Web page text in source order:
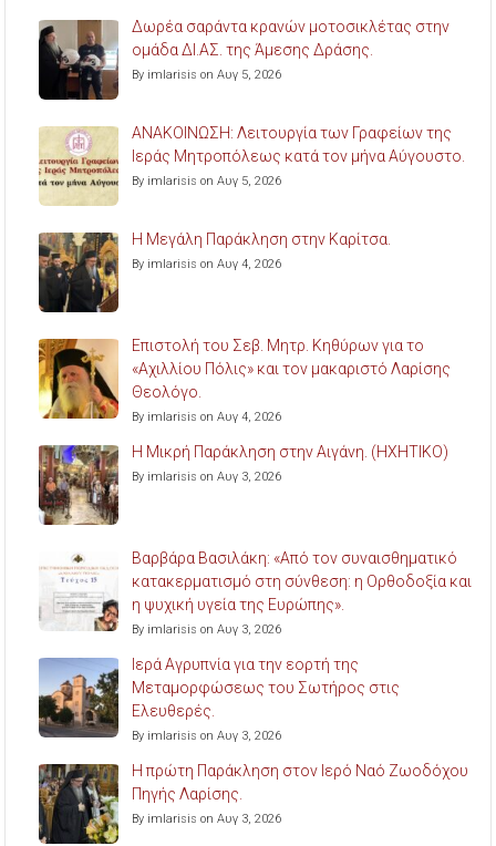
Δωρέα σαράντα κρανών μοτοσικλέτας στην
ομάδα ΔΙ.ΑΣ. της Άμεσης Δράσης.
By imlarisis on Αυγ 5, 2026
ΑΝΑΚΟΙΝΩΣΗ: Λειτουργία των Γραφείων της
Ιεράς Μητροπόλεως κατά τον μήνα Αύγουστο.
By imlarisis on Αυγ 5, 2026
Η Μεγάλη Παράκληση στην Καρίτσα.
By imlarisis on Αυγ 4, 2026
Επιστολή του Σεβ. Μητρ. Κηθύρων για το
«Αχιλλίου Πόλις» και τον μακαριστό Λαρίσης
Θεολόγο.
By imlarisis on Αυγ 4, 2026
Η Μικρή Παράκληση στην Αιγάνη. (ΗΧΗΤΙΚΟ)
By imlarisis on Αυγ 3, 2026
Βαρβάρα Βασιλάκη: «Από τον συναισθηματικό
κατακερματισμό στη σύνθεση: η Ορθοδοξία και
η ψυχική υγεία της Ευρώπης».
By imlarisis on Αυγ 3, 2026
Ιερά Αγρυπνία για την εορτή της
Μεταμορφώσεως του Σωτήρος στις
Ελευθερές.
By imlarisis on Αυγ 3, 2026
Η πρώτη Παράκληση στον Ιερό Ναό Ζωοδόχου
Πηγής Λαρίσης.
By imlarisis on Αυγ 3, 2026